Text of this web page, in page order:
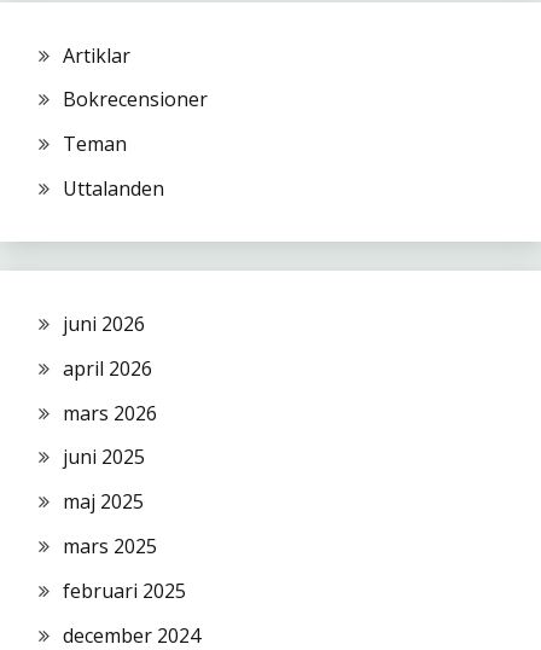
Artiklar
Bokrecensioner
Teman
Uttalanden
juni 2026
april 2026
mars 2026
juni 2025
maj 2025
mars 2025
februari 2025
december 2024